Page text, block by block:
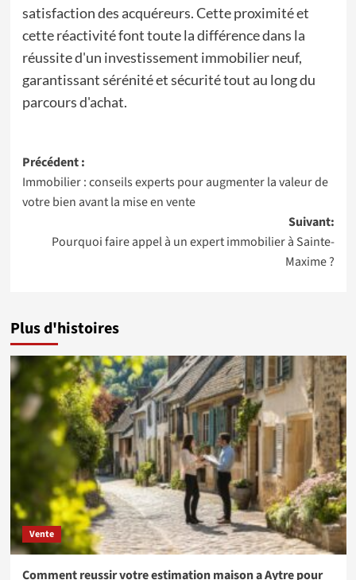
satisfaction des acquéreurs. Cette proximité et
cette réactivité font toute la différence dans la
réussite d'un investissement immobilier neuf,
garantissant sérénité et sécurité tout au long du
parcours d'achat.
Navigation
d’article
Précédent :
Immobilier : conseils experts pour augmenter la valeur de
votre bien avant la mise en vente
Suivant:
Pourquoi faire appel à un expert immobilier à Sainte-
Maxime ?
Plus d'histoires
Vente
Comment reussir votre estimation maison a Aytre pour